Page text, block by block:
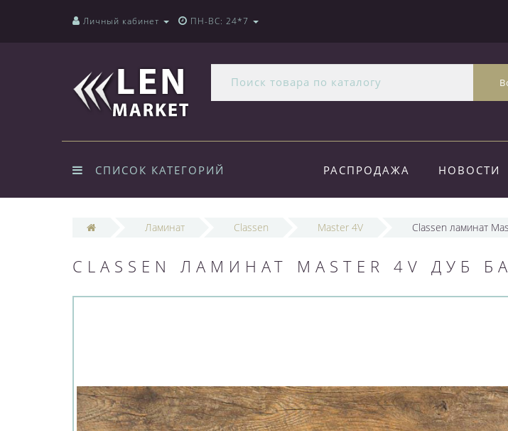
Личный кабинет ПН-ВС: 24*7
СПИСОК КАТЕГОРИЙ РАСПРОДАЖА НОВОСТИ
Ламинат Classen Master 4V Classen ламинат
CLASSEN ЛАМИНАТ MASTER 4V ДУБ